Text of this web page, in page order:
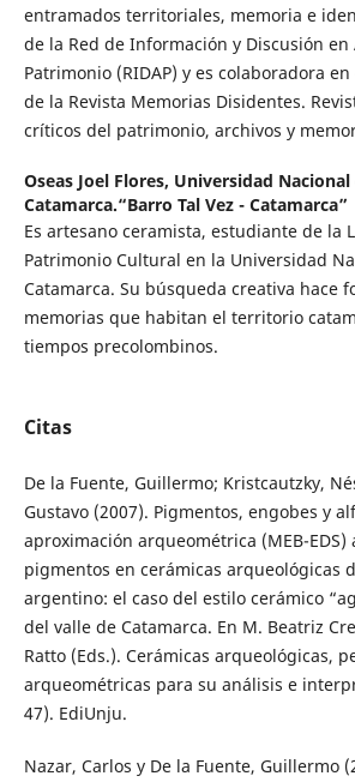
entramados territoriales, memoria e
de la Red de Información y Discusión
Patrimonio (RIDAP) y es colaboradora
de la Revista Memorias Disidentes.
críticos del patrimonio, archivos y
Oseas Joel Flores, Universidad Nacional
Catamarca.“Barro Tal Vez - Catamarca”
Es artesano ceramista, estudiante de la
Patrimonio Cultural en la Universidad
Catamarca. Su búsqueda creativa hace
memorias que habitan el territorio
tiempos precolombinos.
Citas
De la Fuente, Guillermo; Kristcautzky,
Gustavo (2007). Pigmentos, engobes y
aproximación arqueométrica (MEB-
pigmentos en cerámicas arqueológicas
argentino: el caso del estilo cerámico
del valle de Catamarca. En M. Beatriz
Ratto (Eds.). Cerámicas arqueológicas,
arqueométricas para su análisis e
47). EdiUnju.
Nazar, Carlos y De la Fuente, Guillermo